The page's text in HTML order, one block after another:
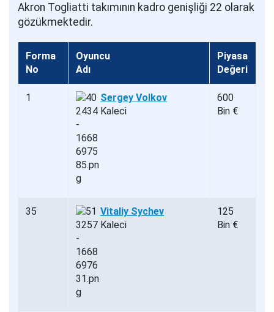
Akron Togliatti takımının kadro genişliği 22 olarak
gözükmektedir.
Forma
No
Oyuncu
Adı
Piyasa
Değeri
1
Sergey Volkov
Kaleci
600
Bin €
35
Vitaliy Sychev
Kaleci
125
Bin €